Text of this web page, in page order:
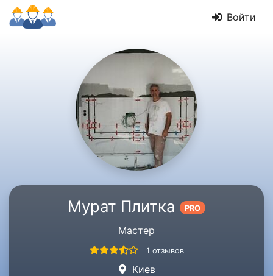
Войти
Мурат Плитка PRO
Мастер
1 отзывов
Киев